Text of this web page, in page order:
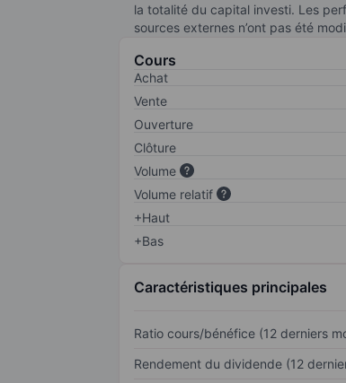
la totalité du capital investi. Les
sources externes n’ont pas été
Cours
Achat
Vente
Ouverture
Clôture
Volume
Volume relatif
+Haut
+Bas
Caractéristiques principales
Ratio cours/bénéfice (12 derniers
Rendement du dividende (12